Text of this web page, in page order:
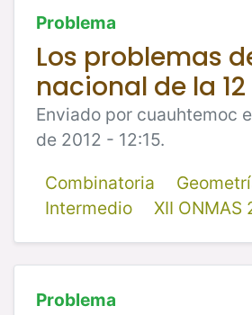
Problema
Los problemas
nacional de la 12
Enviado por cuauhtemoc
de 2012 - 12:15.
Combinatoria
Intermedio
XII ONMAS
Problema